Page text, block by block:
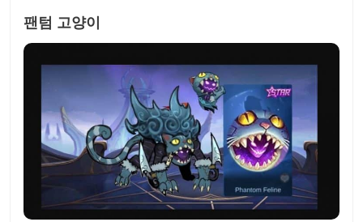
팬텀 고양이